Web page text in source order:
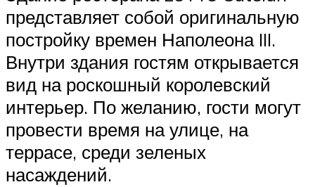
представляет собой оригинальную
постройку времен Наполеона III.
Внутри здания гостям открывается
вид на роскошный королевский
интерьер. По желанию, гости могут
провести время на улице, на
террасе, среди зеленых
насаждений.